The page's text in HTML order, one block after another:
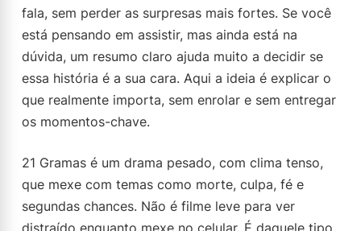
fala, sem perder as surpresas mais fortes. Se você
está pensando em assistir, mas ainda está na
dúvida, um resumo claro ajuda muito a decidir se
essa história é a sua cara. Aqui a ideia é explicar o
que realmente importa, sem enrolar e sem entregar
os momentos-chave.
21 Gramas é um drama pesado, com clima tenso,
que mexe com temas como morte, culpa, fé e
segundas chances. Não é filme leve para ver
distraído enquanto mexe no celular. É daquele tipo